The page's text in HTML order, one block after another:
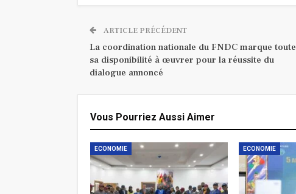
ARTICLE PRÉCÉDENT
La coordination nationale du FNDC marque toute
sa disponibilité à œuvrer pour la réussite du
dialogue annoncé
Vous Pourriez Aussi Aimer
ECONOMIE ECONOMIE